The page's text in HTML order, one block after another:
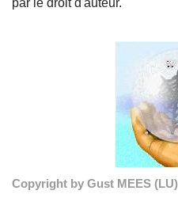
par le droit d'auteur.
Copyright by Gust MEES (LU)